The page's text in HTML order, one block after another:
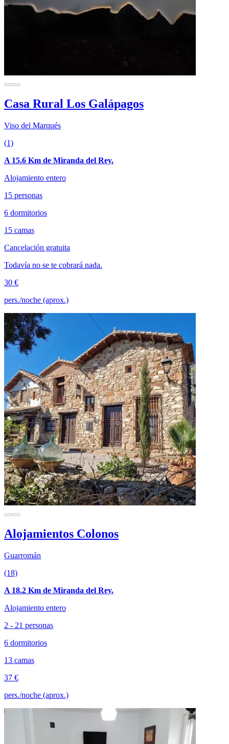
Casa Rural Los Galápagos
Viso del Marqués
(1)
A 15.6 Km de Miranda del Rey.
Alojamiento entero
15 personas
6 dormitorios
15 camas
Cancelación gratuita
Todavía no se te cobrará nada.
30 €
pers./noche (aprox.)
Alojamientos Colonos
Guarromán
(18)
A 18.2 Km de Miranda del Rey.
Alojamiento entero
2 - 21 personas
6 dormitorios
13 camas
37 €
pers./noche (aprox.)